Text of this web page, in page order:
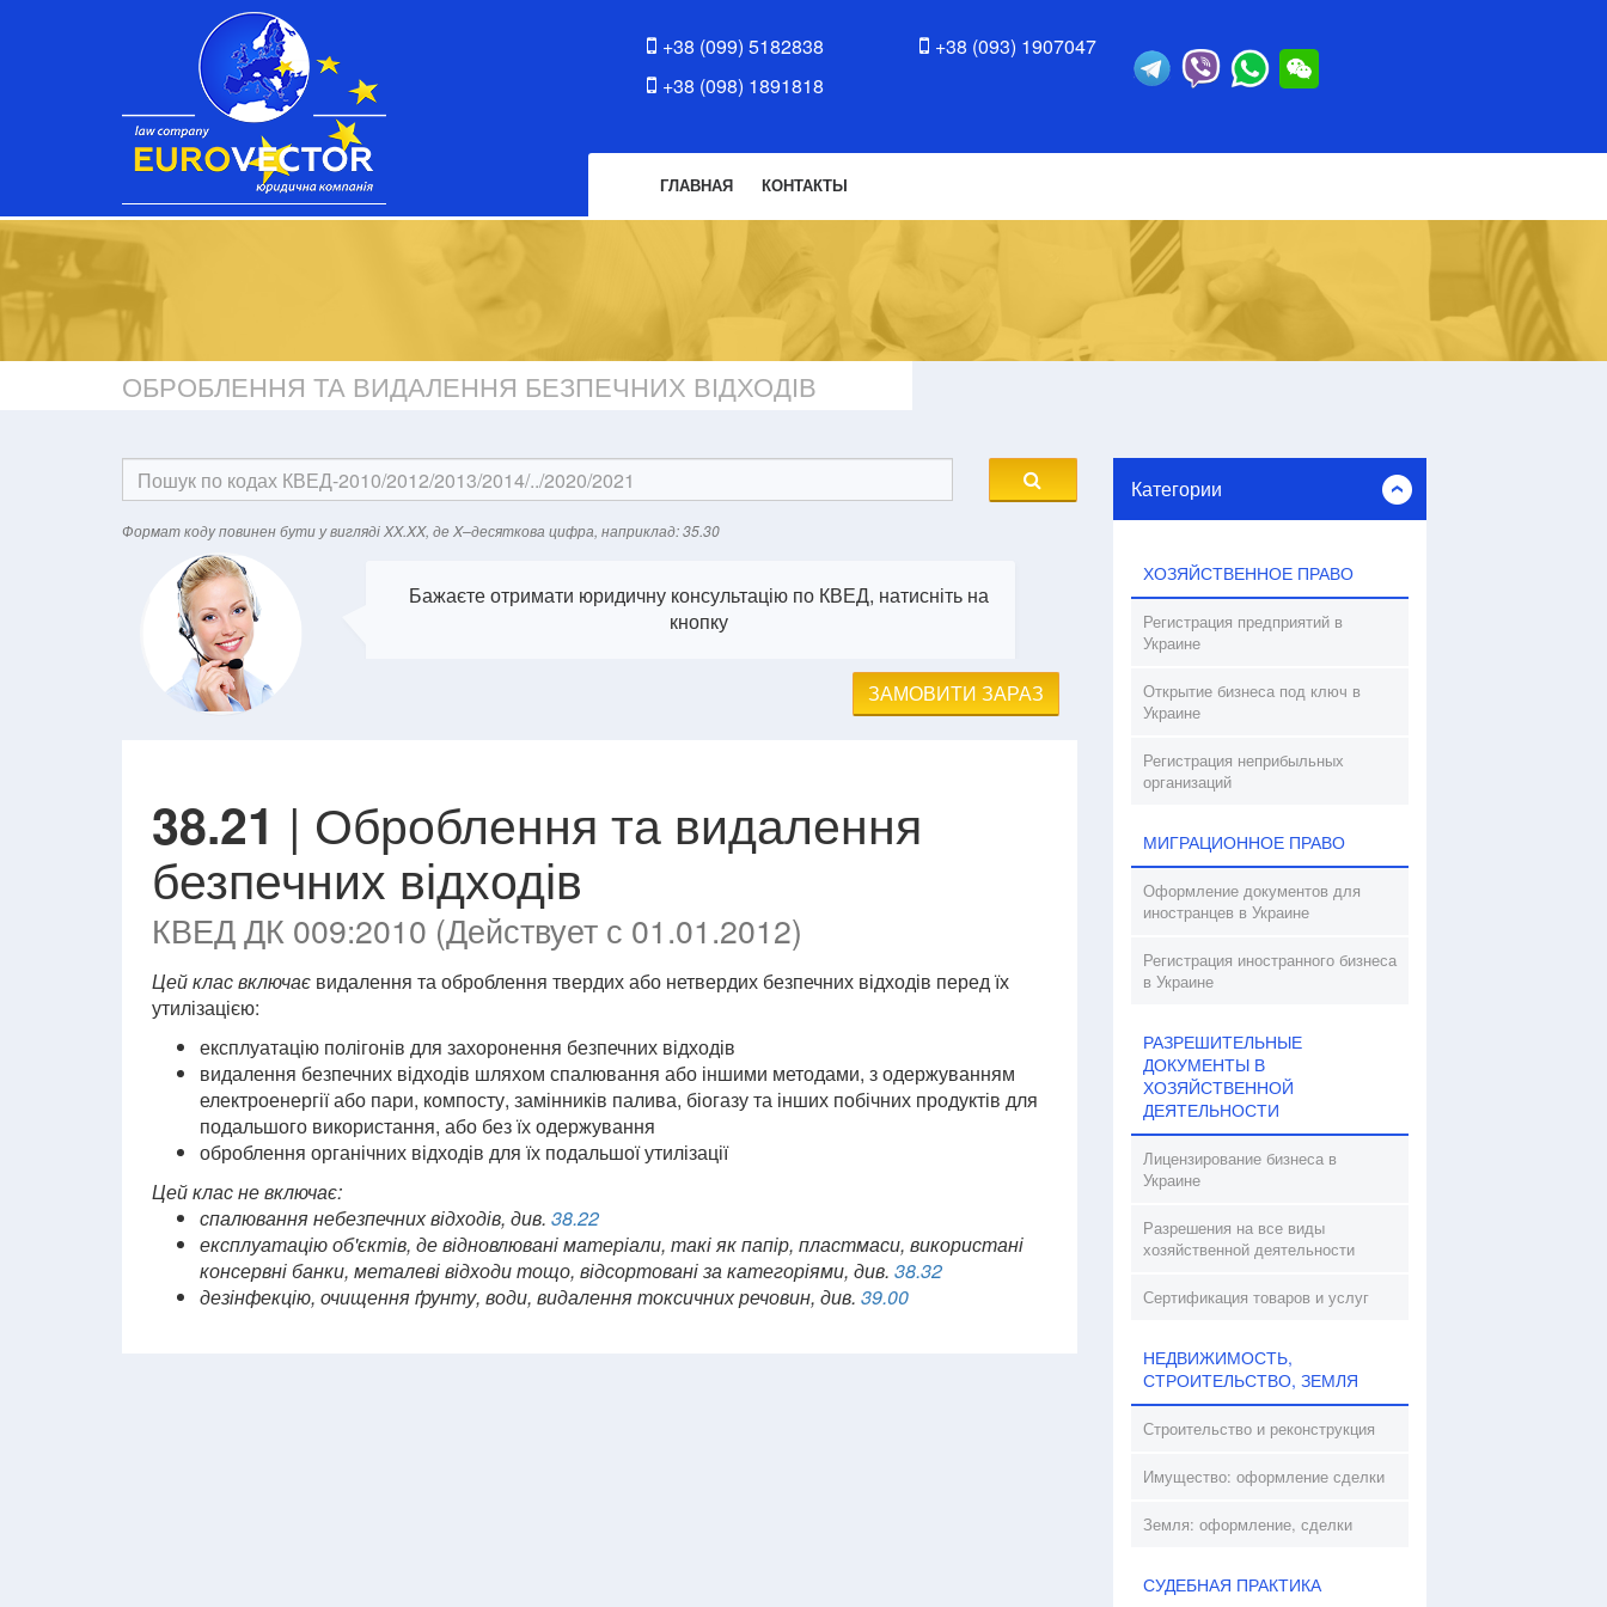
+38 (099) 5182838
+38 (098) 1891818
+38 (093) 1907047
ГЛАВНАЯ КОНТАКТЫ
ОБРОБЛЕННЯ ТА ВИДАЛЕННЯ БЕЗПЕЧНИХ ВІДХОДІВ
Формат кодy повинен бути у вигляді XX.XX, де X–десяткова цифра, наприклад: 35.30
Бажаєте отримати юридичну консультацію по КВЕД, натисніть на
кнопку
ЗАМОВИТИ ЗАРАЗ
38.21 | Оброблення та видалення
безпечних відходів
КВЕД ДК 009:2010 (Действует с 01.01.2012)
Цей клас включає видалення та оброблення твердих або нетвердих безпечних відходів перед їх
утилізацією:
експлуатацію полігонів для захоронення безпечних відходів
видалення безпечних відходів шляхом спалювання або іншими методами, з одержуванням
електроенергії або пари, компосту, замінників палива, біогазу та інших побічних продуктів для
подальшого використання, або без їх одержування
оброблення органічних відходів для їх подальшої утилізації
Цей клас не включає:
спалювання небезпечних відходів, див. 38.22
експлуатацію об'єктів, де відновлювані матеріали, такі як папір, пластмаси, використані
консервні банки, металеві відходи тощо, відсортовані за категоріями, див. 38.32
дезінфекцію, очищення ґрунту, води, видалення токсичних речовин, див. 39.00
Категории
ХОЗЯЙСТВЕННОЕ ПРАВО
Регистрация предприятий в
Украине
Открытие бизнеса под ключ в
Украине
Регистрация неприбыльных
организаций
МИГРАЦИОННОЕ ПРАВО
Оформление документов для
иностранцев в Украине
Регистрация иностранного бизнеса
в Украине
РАЗРЕШИТЕЛЬНЫЕ
ДОКУМЕНТЫ В
ХОЗЯЙСТВЕННОЙ
ДЕЯТЕЛЬНОСТИ
Лицензирование бизнеса в
Украине
Разрешения на все виды
хозяйственной деятельности
Сертификация товаров и услуг
НЕДВИЖИМОСТЬ,
СТРОИТЕЛЬСТВО, ЗЕМЛЯ
Строительство и реконструкция
Имущество: оформление сделки
Земля: оформление, сделки
СУДЕБНАЯ ПРАКТИКА